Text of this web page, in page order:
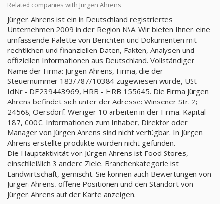
Related companies with Jürgen Ahrens
Jürgen Ahrens ist ein in Deutschland registriertes
Unternehmen 2009 in der Region N\A. Wir bieten Ihnen eine
umfassende Palette von Berichten und Dokumenten mit
rechtlichen und finanziellen Daten, Fakten, Analysen und
offiziellen Informationen aus Deutschland. Vollständiger
Name der Firma: Jürgen Ahrens, Firma, die der
Steuernummer 183/787/10384 zugewiesen wurde, USt-
IdNr - DE239443969, HRB - HRB 155645. Die Firma Jürgen
Ahrens befindet sich unter der Adresse: Winsener Str. 2;
24568; Oersdorf. Weniger 10 arbeiten in der Firma. Kapital -
187, 000€. Informationen zum Inhaber, Direktor oder
Manager von Jürgen Ahrens sind nicht verfügbar. In Jürgen
Ahrens erstellte produkte wurden nicht gefunden.
Die Hauptaktivität von Jürgen Ahrens ist Food Stores,
einschließlich 3 andere Ziele. Branchenkategorie ist
Landwirtschaft, gemischt. Sie können auch Bewertungen von
Jürgen Ahrens, offene Positionen und den Standort von
Jürgen Ahrens auf der Karte anzeigen.